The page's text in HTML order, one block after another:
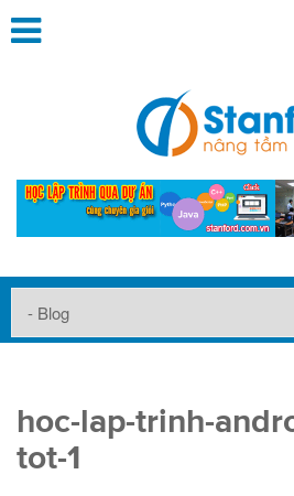
hoc-lap-trinh-
tot-1